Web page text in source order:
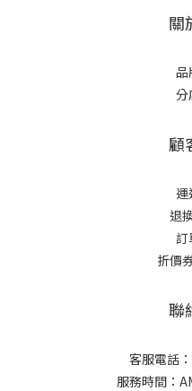
關
品
分
顧
運
退
訂
折價
聯
客服電話
服務時間：